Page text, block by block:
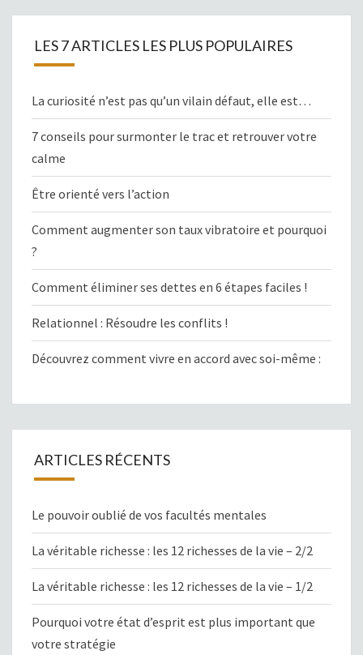
LES 7 ARTICLES LES PLUS POPULAIRES
La curiosité n’est pas qu’un vilain défaut, elle est…
7 conseils pour surmonter le trac et retrouver votre
calme
Être orienté vers l’action
Comment augmenter son taux vibratoire et pourquoi
?
Comment éliminer ses dettes en 6 étapes faciles !
Relationnel : Résoudre les conflits !
Découvrez comment vivre en accord avec soi-même :
ARTICLES RÉCENTS
Le pouvoir oublié de vos facultés mentales
La véritable richesse : les 12 richesses de la vie – 2/2
La véritable richesse : les 12 richesses de la vie – 1/2
Pourquoi votre état d’esprit est plus important que
votre stratégie